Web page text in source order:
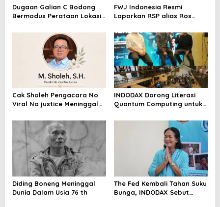
Dugaan Galian C Bodong
Bermodus Perataan Lokasi
Riau Akan Tinjauan Lokasi
FWJ Indonesia Resmi
Laporkan RSP alias Ros
Cak Sholeh Pengacara No
Viral No justice Meninggal
INDODAX Dorong Literasi
Quantum Computing untuk
Blockchain
Diding Boneng Meninggal
Dunia Dalam Usia 76 th
The Fed Kembali Tahan Suku
Bunga, INDODAX Sebut